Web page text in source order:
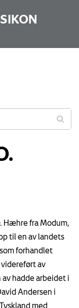
Hæhre fra Modum,
til en av landets
forhandlet
av
av hadde arbeidet i
Andersen i
med